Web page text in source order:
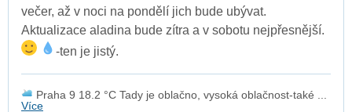
večer, až v noci na pondělí jich bude ubývat.
Aktualizace aladina bude zítra a v sobotu nejpřesnější.
-ten je jistý.
Praha 9 18.2 °C Tady je oblačno, vysoká oblačnost-také ...
Více